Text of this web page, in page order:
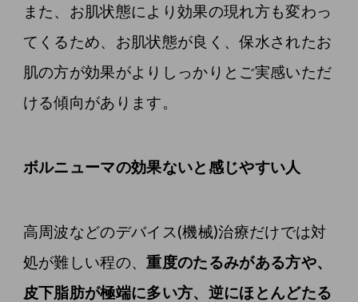
また、お肌状態により効果の現れ方も変わっ
てくるため、お肌状態が良く、保水されたお
肌の方が効果がよりしっかりとご実感いただ
ける傾向があります。
ボルニューマの効果ないと感じやすい人
高周波などのデバイス(機械)治療だけでは対
処が難しい程の、重度のたるみがある方や、
皮下脂肪が極端に多い方、逆にほとんどたる